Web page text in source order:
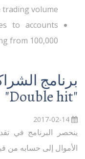
volume.
to accounts
from 100,000.
برنامج
"Double hit"
الأموال إلى حسابه من